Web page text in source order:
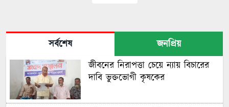
সর্বশেষ
জনপ্রিয়
জীবনের নিরাপত্তা চেয়ে ন্যায় বিচারের
দাবি ভুক্তভোগী কৃষকের